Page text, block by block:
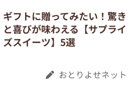
ギフトに贈ってみたい！驚き
と喜びが味わえる【サプライ
ズスイーツ】5選
おとりよせネット